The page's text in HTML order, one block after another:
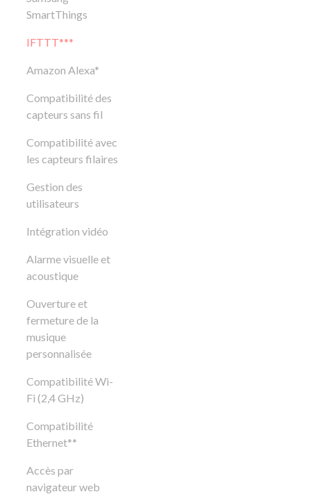
SmartThings
IFTTT***
Amazon Alexa*
Compatibilité des
capteurs sans fil
Compatibilité avec
les capteurs filaires
Gestion des
utilisateurs
Intégration vidéo
Alarme visuelle et
acoustique
Ouverture et
fermeture de la
musique
personnalisée
Compatibilité Wi-
Fi (2,4 GHz)
Compatibilité
Ethernet**
Accès par
navigateur web